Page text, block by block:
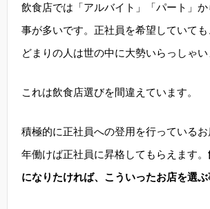
飲食店では「アルバイト」「パート」
事が多いです。正社員を希望していても
どまりの人は世の中に大勢いらっしゃい
これは飲食店選びを間違えています。
積極的に正社員への登用を行っている
年働けば正社員に昇格してもらえます。
になりたければ、こういったお店を選ぶ